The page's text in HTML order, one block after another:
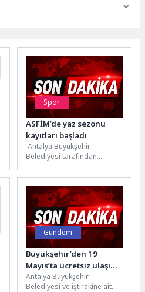
Spor
ASFİM’de yaz sezonu
kayıtları başladı
Antalya Büyükşehir
Belediyesi tarafından
yapma imkânı sunan Antalya
Spor ve Fitness
Merkezleri’nde...
Gündem
Büyükşehir’den 19
Mayıs’ta ücretsiz ulaşım
kararı
Antalya Büyükşehir
Belediyesi ve iştirakine ait